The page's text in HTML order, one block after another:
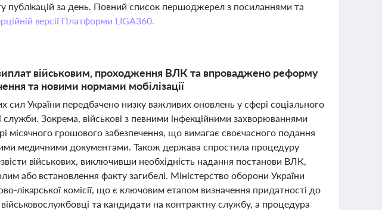
публікацій за день. Повний список першоджерел з посиланнями та
версії Платформи LIGA360.
військовим, проходження ВЛК та впроваджено реформу
та новими нормами мобілізації
сил України передбачено низку важливих оновлень у сфері соціального
служби. Зокрема, військові з певними інфекційними захворюваннями
місячного грошового забезпечення, що вимагає своєчасного подання
медичними документами. Також держава спростила процедуру
військових, виключивши необхідність надання постанови ВЛК,
або встановлення факту загибелі. Міністерство оборони України
лікарської комісії, що є ключовим етапом визначення придатності до
та кандидати на контрактну службу, а процедура